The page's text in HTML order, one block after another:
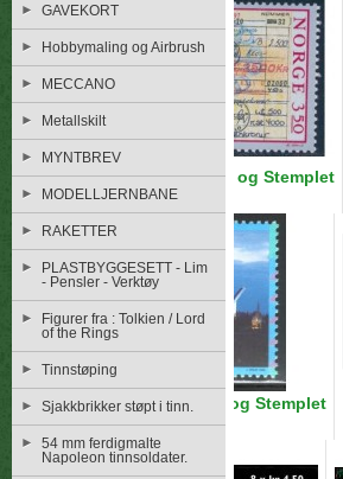
GAVEKORT
Hobbymaling og Airbrush
MECCANO
Metallskilt
MYNTBREV
MODELLJERNBANE
RAKETTER
PLASTBYGGESETT - Lim
- Pensler - Verktøy
Figurer fra : Tolkien / Lord
of the Rings
Tinnstøping
Sjakkbrikker støpt i tinn.
54 mm ferdigmalte
Napoleon tinnsoldater.
1995 Postfrisk og Stemplet
Hygieneiv> �
1998 Postfrisk og Stemplet
Hygieneiv> �